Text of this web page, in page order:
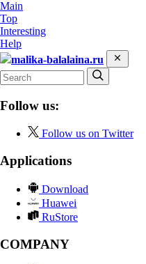
Main
Top
Interesting
Help
malika-balalaina.ru
Follow us:
Follow us on Twitter
Applications
Download
Huawei
RuStore
COMPANY